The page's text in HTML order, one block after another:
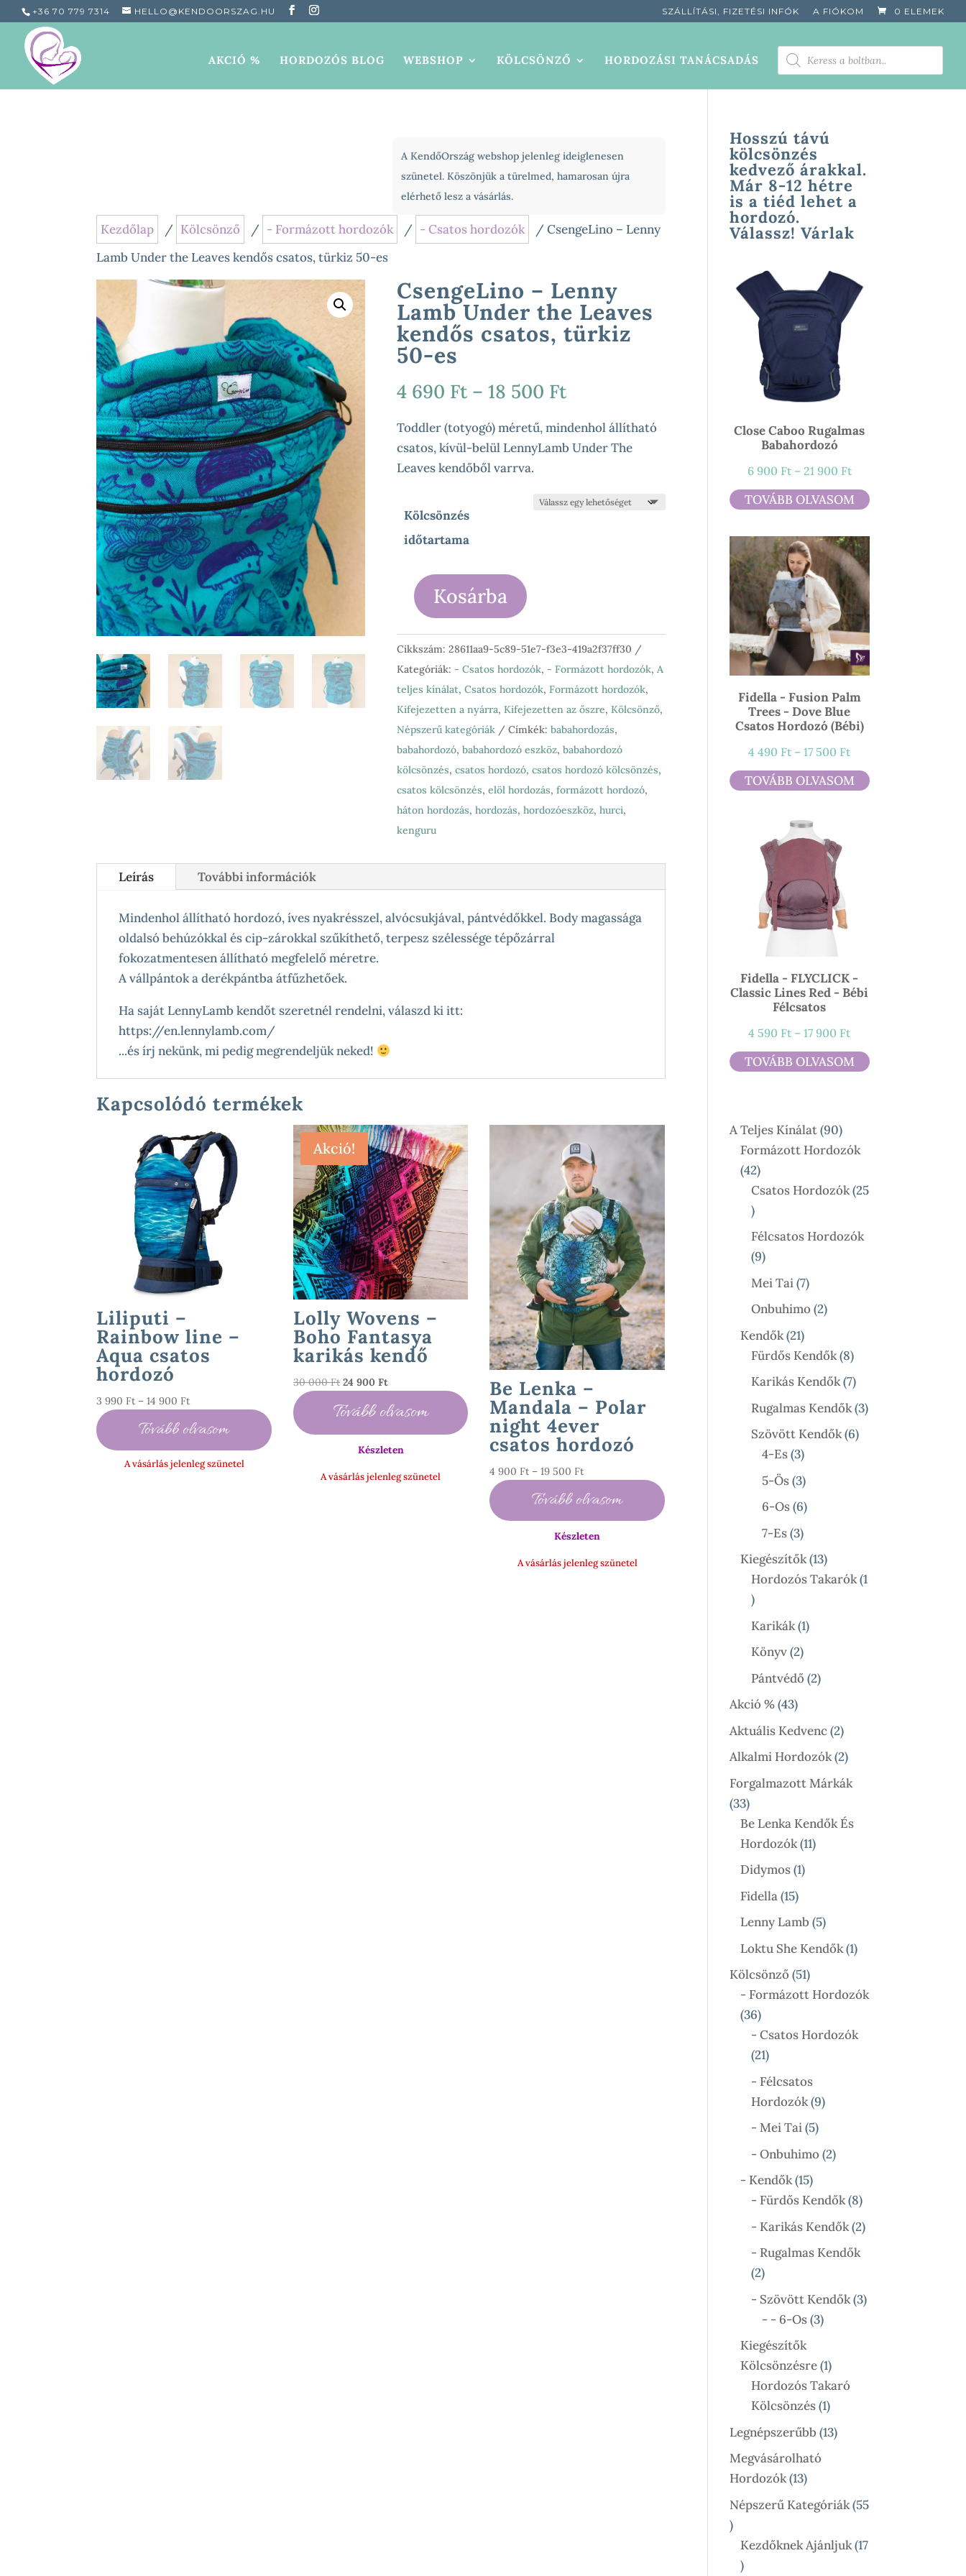
+36 70 779 7314 HELLO@KENDOORSZAG.HU SZÁLLÍTÁSI, FIZETÉSI INFÓK A FIÓKOM 0 ELEMEK
AKCIÓ % HORDOZÓS BLOG WEBSHOP KÖLCSÖNZŐ HORDOZÁSI TANÁCSADÁS
PRODUCTS
SEARCH
A KendőOrszág webshop jelenleg ideiglenesen
szünetel. Köszönjük a türelmed, hamarosan újra
elérhető lesz a vásárlás.
Kezdőlap / Kölcsönző / - Formázott hordozók / - Csatos hordozók
/ CsengeLino – Lenny
Lamb Under the Leaves kendős csatos, türkiz 50-es
CsengeLino – Lenny
Lamb Under the Leaves
kendős csatos, türkiz
50-es
4 690 Ft – 18 500 FtÁrtartomány:
690 Ft
-
Toddler (totyogó) méretű, mindenhol állítható
csatos, kívül-belül LennyLamb Under The
Leaves kendőből varrva.
Kölcsönzés
időtartama
CsengeLino
Lenny
Lamb
Under
the
Leaves
kendős
csatos,
türkiz
50-
es
Kosárba
Cikkszám: 28611aa9-5c89-51e7-f3e3-419a2f37ff30
Kategóriák: - Csatos hordozók, - Formázott hordozók, A
teljes kínálat, Csatos hordozók, Formázott hordozók,
Kifejezetten a nyárra, Kifejezetten az őszre, Kölcsönző,
Népszerű kategóriák
Címkék: babahordozás,
babahordozó, babahordozó eszköz, babahordozó
kölcsönzés, csatos hordozó, csatos hordozó kölcsönzés,
csatos kölcsönzés, elöl hordozás, formázott hordozó,
háton hordozás, hordozás, hordozóeszköz, hurci,
kenguru
Leírás További információk
Mindenhol állítható hordozó, íves nyakrésszel, alvócsukjával, pántvédőkkel. Body magassága
oldalsó behúzókkal és cip-zárokkal szűkíthető, terpesz szélessége tépőzárral
fokozatmentesen állítható megfelelő méretre.
A vállpántok a derékpántba átfűzhetőek.
Ha saját LennyLamb kendőt szeretnél rendelni, válaszd ki itt:
https://en.lennylamb.com/
...és írj nekünk, mi pedig megrendeljük neked!
Kapcsolódó termékek
Liliputi –
Rainbow line –
Aqua csatos
hordozó
3 990 Ft – 14 900 FtÁrtartomány:
990 Ft
-
14
Tovább olvasom
A vásárlás jelenleg szünetel
Akció!
Lolly Wovens –
Boho Fantasya
karikás kendő
30 000Ft Original
was:
000 Ft.
24 900 FtCurrent
is:
900 Ft.
Tovább olvasom
Készleten
A vásárlás jelenleg szünetel
Be Lenka –
Mandala – Polar
night 4ever
csatos hordozó
4 900 Ft – 19 500 FtÁrtartomány:
900 Ft
-
19
Tovább olvasom
Készleten
A vásárlás jelenleg szünetel
Hosszú távú
kölcsönzés
kedvező árakkal.
Már 8-12 hétre
is a tiéd lehet a
hordozó.
Válassz! Várlak
Close Caboo Rugalmas
Babahordozó
6 900 Ft – 21 900 FtÁrtartomány:
6
900 Ft
21
900 Ft
TOVÁBB OLVASOM
Fidella - Fusion Palm
Trees - Dove Blue
Csatos Hordozó (bébi)
4 490 Ft – 17 500 FtÁrtartomány:
4
490 Ft
TOVÁBB OLVASOM
Fidella - FLYCLICK -
Classic Lines Red - Bébi
Félcsatos
4 590 Ft – 17 900 FtÁrtartomány:
4
590 Ft
TOVÁBB OLVASOM
A Teljes Kínálat 9090
Termék
Formázott Hordozók
4242
Termék
Csatos Hordozók 25
25
Termék
Félcsatos Hordozók
99
Termék
Mei Tai 77
Termék
Onbuhimo 22
Kendők 2121
Termék
Fürdős Kendők 88
Termék
Karikás Kendők 77
Termék
Rugalmas Kendők 33
Szövött Kendők 66
4-Es 33
Termék
5-Ös 33
Termék
6-Os 66
7-Es 33
Termék
Kiegészítők 1313
Termék
Hordozós Takarók 1
1
Termék
Karikák 11
Könyv 22
Termék
Pántvédő 22
Akció % 4343
Termék
Aktuális Kedvenc 22
Termék
Alkalmi Hordozók 22
Termék
Forgalmazott Márkák
3333
Termék
Be Lenka Kendők És
Hordozók 1111
Didymos 11
Fidella 1515
Termék
Lenny Lamb 55
Termék
Loktu She Kendők 11
Kölcsönző 5151
Termék
- Formázott Hordozók
3636
Termék
- Csatos Hordozók
2121
Termék
- Félcsatos
Hordozók 99
- Mei Tai 55
Termék
- Onbuhimo 22
- Kendők 1515
Termék
- Fürdős Kendők 88
Termék
- Karikás Kendők 22
- Rugalmas Kendők
22
Termék
- Szövött Kendők 33
- - 6-Os 33
Kiegészítők
Kölcsönzésre 11
Termék
Hordozós Takaró
Kölcsönzés 11
Termék
Legnépszerűbb 1313
Megvásárolható
Hordozók 1313
Termék
Népszerű Kategóriák 55
55
Termék
Kezdőknek Ajánljuk 17
17